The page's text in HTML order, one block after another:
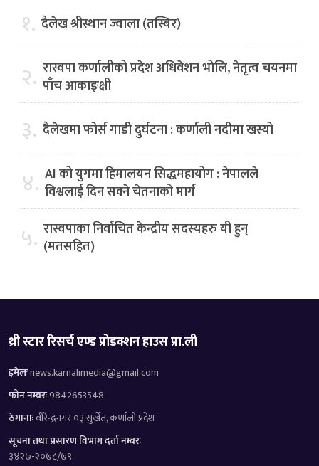
१. दैलेख श्रीस्थान ज्वाला (तस्बिर)
२. रास्वपा कर्णालीको प्रदेश अधिवेशन भोलि, नेतृत्व चयनमा
पाँच आकाङ्क्षी
३. दैलेखमा फोर्स गाडी दुर्घटना : कर्णाली नदीमा खस्यो
४. AI को युगमा हिमालयन सिद्धमहायोग : नेपालले
विश्वलाई दिन सक्ने चेतनाको मार्ग
५. रास्वपाका निर्वाचित केन्द्रीय सदस्यहरु यी हुन्
(मतसहित)
थ्री स्टार रिसर्च एण्ड प्रोडक्शन हाउस प्रा.ली
इमेलःnews.karnalimedia@gmail.com
फोन नम्बरः9842653548
ठेगानाःवीरेन्द्रनगर ०३ सुर्खेत, कर्णाली प्रदेश
सूचना तथा प्रसारण विभाग दर्ता नम्बरः
३४२७-२०७८/७९